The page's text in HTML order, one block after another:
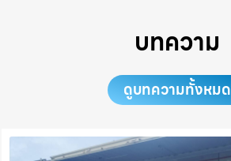
บทความ
ดูบทความทั้งหมด